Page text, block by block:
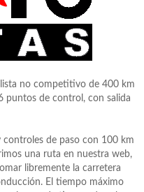
no competitivo de 400 km
puntos de control, con salida
de paso con 100 km
una ruta en nuestra web,
libremente la carretera
El tiempo máximo